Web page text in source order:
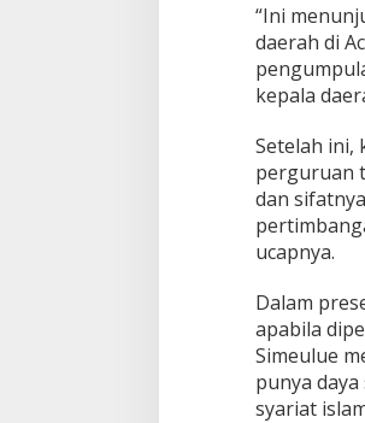
“Ini
daerah di
kepala
Setelah ini,
perguruan
dan
ucapnya.
Dalam
apabila
Simeulue
punya
syariat